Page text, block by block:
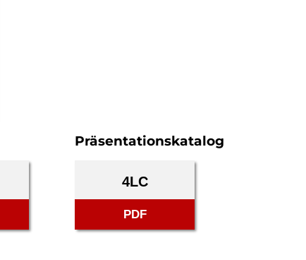
Präsentationskatalog
4LC
PDF